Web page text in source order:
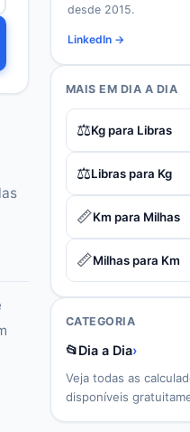
desde 2015.
LinkedIn →
MAIS EM DIA A DIA
⚖️Kg para Libras
⚖️Libras para Kg
📏Km para Milhas
📏Milhas para Km
CATEGORIA
📂Dia a Dia›
Veja todas as
disponíveis